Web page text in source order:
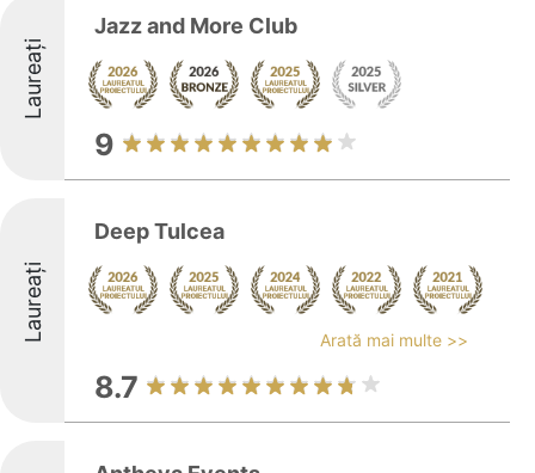
Laureați
Jazz and More Club
9
Laureați
Deep Tulcea
Arată mai multe >>
8.7